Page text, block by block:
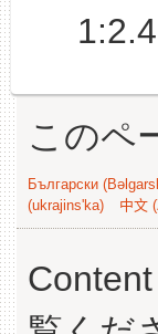
このペ
Български
(ukrajins'ka)
中文